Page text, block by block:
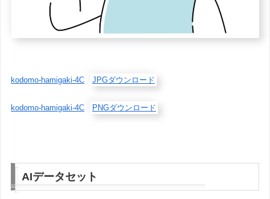
kodomo-hamigaki-4C JPGダウンロード
kodomo-hamigaki-4C PNGダウンロード
AIデータセット